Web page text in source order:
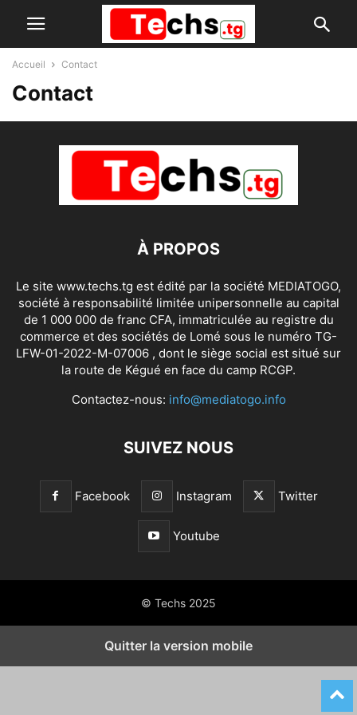
Accueil Contact
Contact
À PROPOS
Le site www.techs.tg est édité par la société MEDIATOGO,
société à responsabilité limitée unipersonnelle au capital
de 1 000 000 de franc CFA, immatriculée au registre du
commerce et des sociétés de Lomé sous le numéro TG-
LFW-01-2022-M-07006 , dont le siège social est situé sur
la route de Kégué en face du camp RCGP.
Contactez-nous: info@mediatogo.info
SUIVEZ NOUS
Facebook Instagram Twitter
Youtube
© Techs 2025
Quitter la version mobile